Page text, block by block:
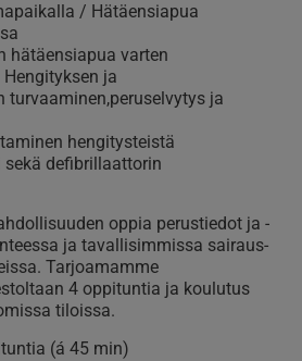
/ Hätäensiapua
hätäensiapua varten
ja
turvaaminen,peruselvytys ja
hengitysteistä
sekä defibrillaattorin
oppia perustiedot ja -
ja tavallisimmissa sairaus-
Tarjoamamme
4 oppituntia ja koulutus
tiloissa.
(á 45 min)